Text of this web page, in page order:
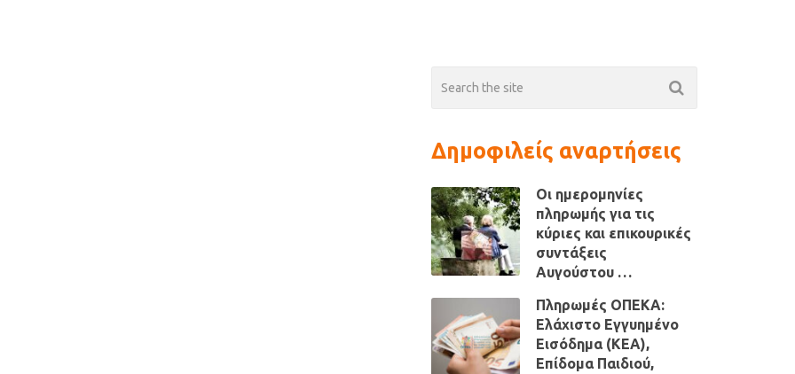
Δημοφιλείς αναρτήσεις
Οι ημερομηνίες
πληρωμής για τις
κύριες και επικουρικές
συντάξεις
Αυγούστου …
Πληρωμές ΟΠΕΚΑ:
Ελάχιστο Εγγυημένο
Εισόδημα (ΚΕΑ),
Επίδομα Παιδιού,